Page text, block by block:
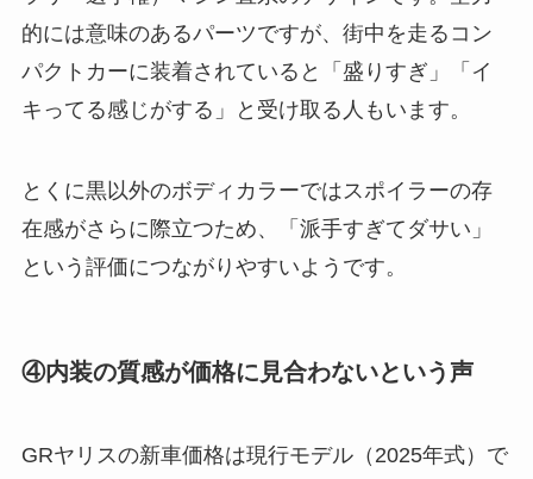
的には意味のあるパーツですが、街中を走るコン
パクトカーに装着されていると「盛りすぎ」「イ
キってる感じがする」と受け取る人もいます。
とくに黒以外のボディカラーではスポイラーの存
在感がさらに際立つため、「派手すぎてダサい」
という評価につながりやすいようです。
④内装の質感が価格に見合わないという声
GRヤリスの新車価格は現行モデル（2025年式）で